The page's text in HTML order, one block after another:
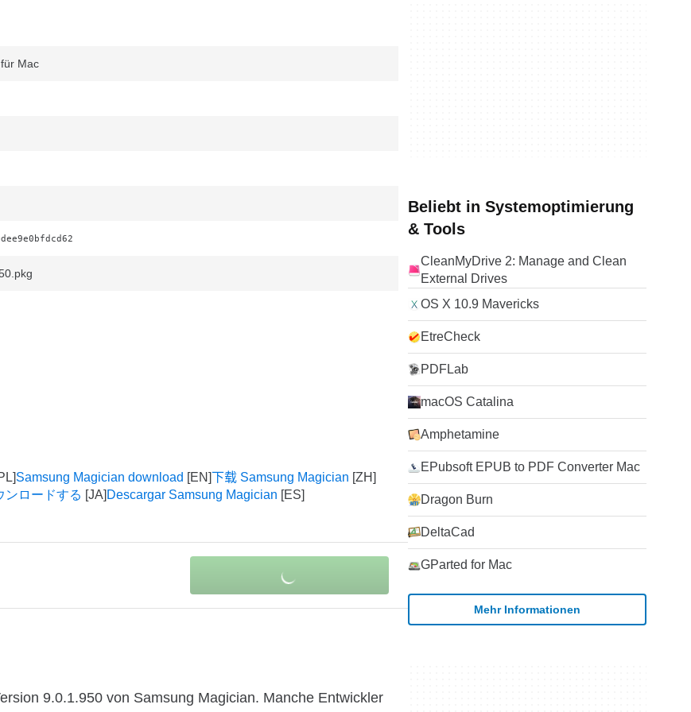
Mac
Samsung Magician download
下载 Samsung Magician
ンロードする Descargar Samsung Magician
9.0.1.950 von Samsung Magician. Manche Entwickler
Beliebt in Systemoptimierung
& Tools
CleanMyDrive 2: Manage and Clean
External Drives
OS X 10.9 Mavericks
EtreCheck
PDFLab
macOS Catalina
Amphetamine
EPubsoft EPUB to PDF Converter Mac
Dragon Burn
DeltaCad
GParted for Mac
Mehr Informationen